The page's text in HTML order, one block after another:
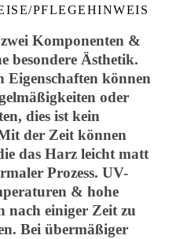
PFLEGEHINWEIS
Komponenten &
besondere Ästhetik.
Eigenschaften können
oder
dies ist kein
der Zeit können
das Harz leicht matt
Prozess. UV-
& hohe
nach einiger Zeit zu
Bei übermäßiger